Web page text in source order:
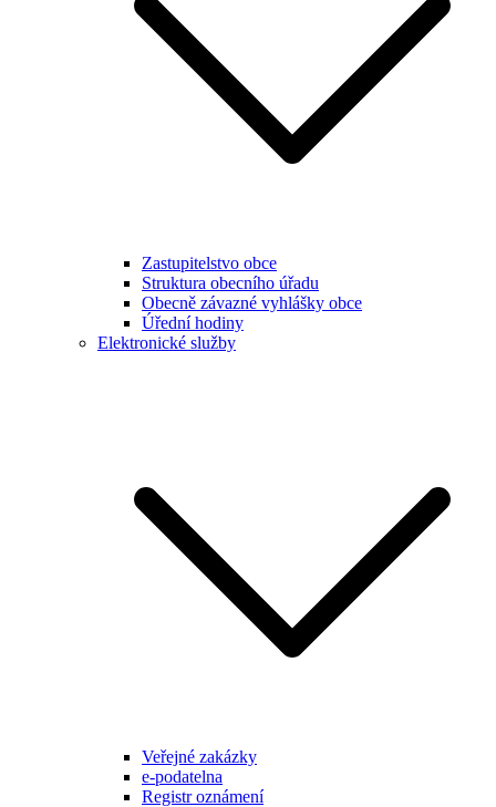
Zastupitelstvo obce
Struktura obecního úřadu
Obecně závazné vyhlášky obce
Úřední hodiny
Elektronické služby
Veřejné zakázky
e-podatelna
Registr oznámení